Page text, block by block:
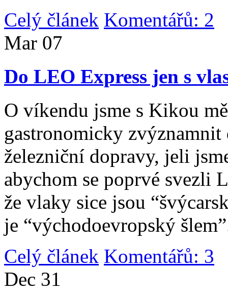
Celý článek Komentářů: 2
Mar 07
Do LEO Express jen s
O víkendu jsme s Kikou
gastronomicky
železniční dopravy, jeli
abychom se poprvé svezli
že vlaky sice jsou
je “východoevropský
Celý článek Komentářů: 3
Dec 31